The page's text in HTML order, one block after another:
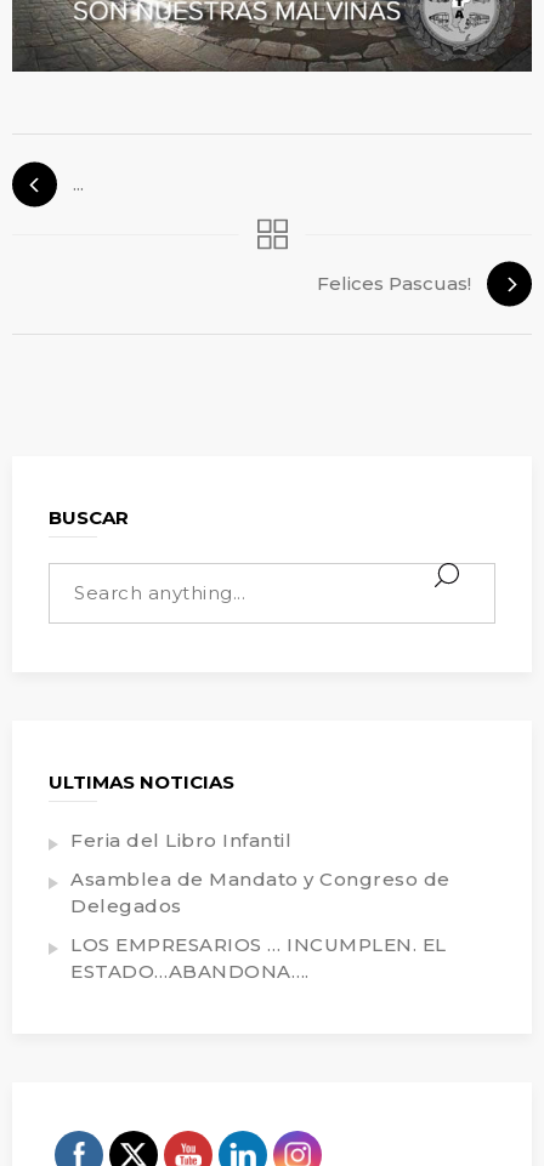
...
Felices Pascuas!
BUSCAR
ULTIMAS NOTICIAS
Feria del Libro Infantil
Asamblea de Mandato y Congreso de
Delegados
LOS EMPRESARIOS … INCUMPLEN. EL
ESTADO…ABANDONA….